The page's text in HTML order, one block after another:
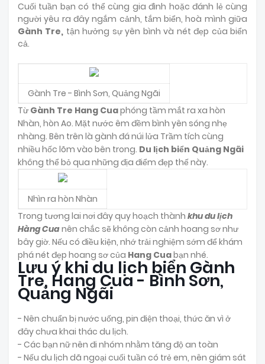
Cuối tuần bạn có thể cùng gia đình hoặc đánh lẻ cùng
người yêu ra đây ngắm cảnh, tắm biển, hoà mình giữa
Gành Tre, tận hưởng sự yên bình và nét đẹp của biển
cả.
Gành Tre - Bình Sơn, Quảng Ngãi
Từ Gành Tre Hang Cuaphóng tầm mắt ra xa hòn
Nhàn, hòn Ao. Mặt nước êm đềm bình yên sóng nhẹ
nhàng. Bên trên là gành đá núi lửa Trầm tích cùng
nhiều hốc lõm vào bên trong. Du lịch biển Quảng Ngãi
không thể bỏ qua những địa điểm đẹp thế này.
Nhìn ra hòn Nhàn
Trong tương lai nơi đây quy hoạch thành khu du lịch
Hàng Cuanên chắc sẽ không còn cảnh hoang sơ như
bây giờ. Nếu có điều kiện, nhớ trải nghiệm sớm để khám
phá nét đẹp hoang sơ của Hang Cuabạn nhé.
Lưu ý khi du lịch biển Gành
Tre, Hang Cua - Bình Sơn,
Quảng Ngãi
- Nên chuẩn bị nước uống, pin điện thoại, thức ăn vì ở
đây chưa khai thác du lịch.
- Các bạn nữ nên đi nhóm nhằm tăng độ an toàn
- Nếu du lịch dã ngoại cuối tuần có trẻ em, nên giám sát